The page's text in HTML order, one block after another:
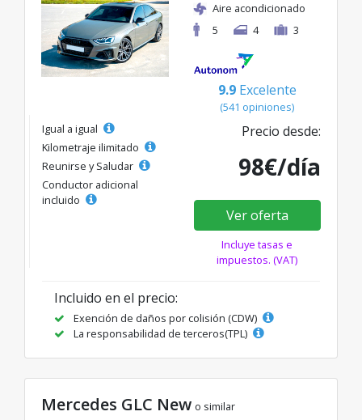
Aire acondicionado
5
4 3
9.9 Excelente
(541 opiniones)
Igual a igual
Kilometraje ilimitado
Reunirse y Saludar
Conductor adicional
incluido
Precio desde:
98€/día
Ver oferta
Incluye tasas e
impuestos. (VAT)
Incluido en el precio:
Exención de daños por colisión (CDW)
La responsabilidad de terceros(TPL)
Mercedes GLC New o similar